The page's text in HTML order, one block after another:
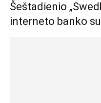
Šeštadienio
interneto banko